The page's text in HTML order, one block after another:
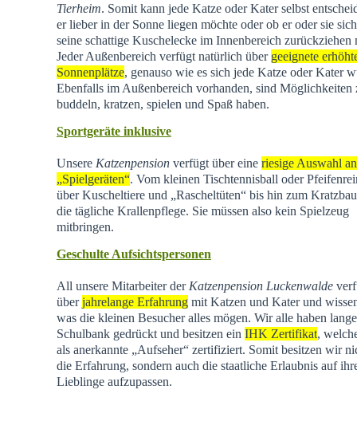
Tierheim. Somit kann jede Katze oder Kater selbst
er lieber in der Sonne liegen möchte oder ob er oder sie
seine schattige Kuschelecke im Innenbereich zurückziehen
Jeder Außenbereich verfügt natürlich über geeignete
Sonnenplätze, genauso wie es sich jede Katze oder Kater
Ebenfalls im Außenbereich vorhanden, sind Möglichkeiten
buddeln, kratzen, spielen und Spaß haben.
Sportgeräte inklusive
Unsere Katzenpensionverfügt über eine riesige Auswahl an
„Spielgeräten“. Vom kleinen Tischtennisball oder
über Kuscheltiere und „Rascheltüten“ bis hin zum
die tägliche Krallenpflege. Sie müssen also kein Spielzeug
mitbringen.
Geschulte Aufsichtspersonen
All unsere Mitarbeiter der Katzenpension Luckenwalde
überjahrelange Erfahrungmit Katzen und Kater und
was die kleinen Besucher alles mögen. Wir alle haben
Schulbank gedrückt und besitzen ein IHK Zertifikat,
als anerkannte „Aufseher“ zertifiziert. Somit besitzen wir
die Erfahrung, sondern auch die staatliche Erlaubnis auf
Lieblinge aufzupassen.